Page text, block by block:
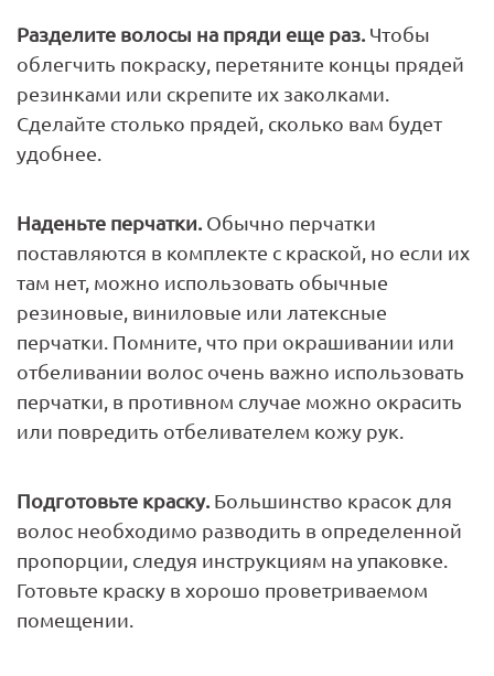
Разделите волосы на пряди еще раз. Чтобы
облегчить покраску, перетяните концы прядей
резинками или скрепите их заколками.
Сделайте столько прядей, сколько вам будет
удобнее.
Наденьте перчатки. Обычно перчатки
поставляются в комплекте с краской, но если их
там нет, можно использовать обычные
резиновые, виниловые или латексные
перчатки. Помните, что при окрашивании или
отбеливании волос очень важно использовать
перчатки, в противном случае можно окрасить
или повредить отбеливателем кожу рук.
Подготовьте краску. Большинство красок для
волос необходимо разводить в определенной
пропорции, следуя инструкциям на упаковке.
Готовьте краску в хорошо проветриваемом
помещении.